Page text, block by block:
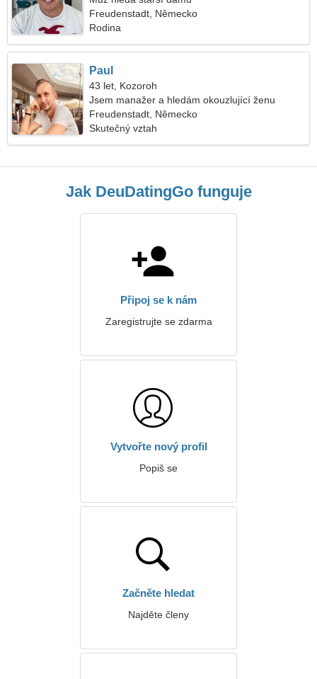
Freudenstadt, Německo
Rodina
Paul
43 let, Kozoroh
Jsem manažer a hledám okouzlující ženu
Freudenstadt, Německo
Skutečný vztah
Jak DeuDatingGo funguje
Připoj se k nám
Zaregistrujte se zdarma
Vytvořte nový profil
Popiš se
Začněte hledat
Najděte členy